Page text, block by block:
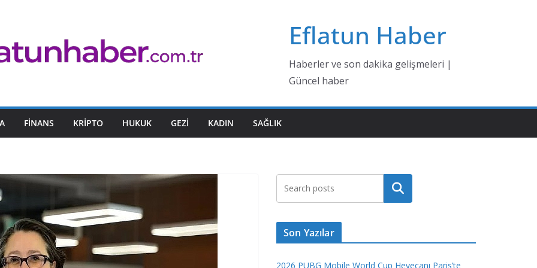
Eflatun Haber
Haberler ve son dakika gelişmeleri |
Güncel haber
FINANS KRIPTO HUKUK GEZI KADIN SAĞLIK
Ara
Son Yazılar
2026 PUBG Mobile World Cup Heyecanı Paris’te